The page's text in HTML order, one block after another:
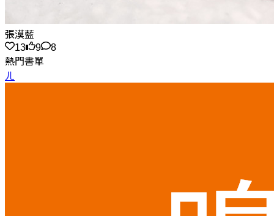
張漠藍
13
9
8
熱門書單
ㄦ